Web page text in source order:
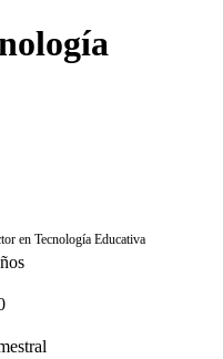
en Tecnología Educativa